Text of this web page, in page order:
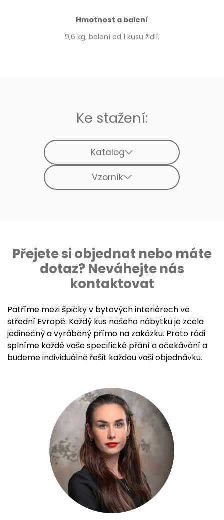
Hmotnost a balení
9,6 kg, balení od 1 kusu židlí.
Ke stažení:
Katalog
Vzorník
Přejete si objednat nebo máte
dotaz? Neváhejte nás
kontaktovat
Patříme mezi špičky v bytových interiérech ve
střední Evropě. Každý kus našeho nábytku je zcela
jedinečný a vyráběný přímo na zakázku. Proto rádi
splníme každé vaše specifické přání a očekávání a
budeme individuálně řešit každou vaši objednávku.